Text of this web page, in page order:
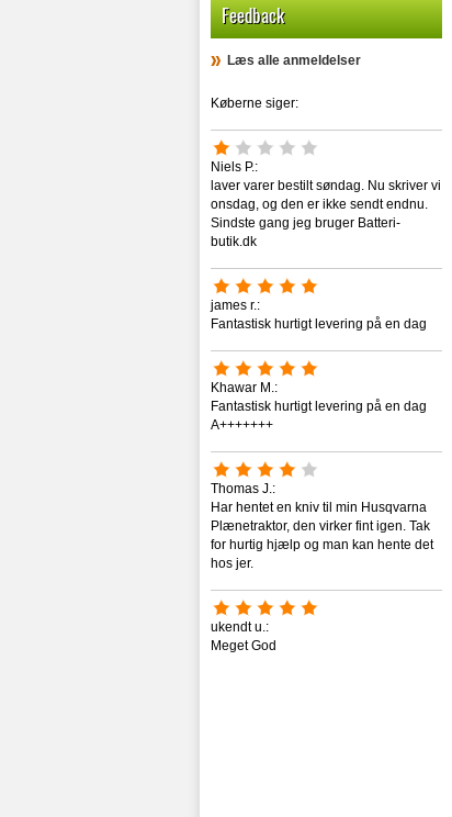
ASUS-VivoBook
ASUS-VX
ASUS-W
ASUS-Z
ASUS-ZenBook
ASUS-Zephyrus
Feedback
Læs alle anmeldelser
Køberne siger:
Niels P.:
laver varer bestilt søndag. Nu skriver vi
onsdag, og den er ikke sendt endnu.
Sindste gang jeg bruger Batteri-
butik.dk
james r.:
Fantastisk hurtigt levering på en dag
Khawar M.:
Fantastisk hurtigt levering på en dag
A+++++++
Thomas J.:
Har hentet en kniv til min Husqvarna
Plænetraktor, den virker fint igen. Tak
for hurtig hjælp og man kan hente det
hos jer.
ukendt u.:
Meget God